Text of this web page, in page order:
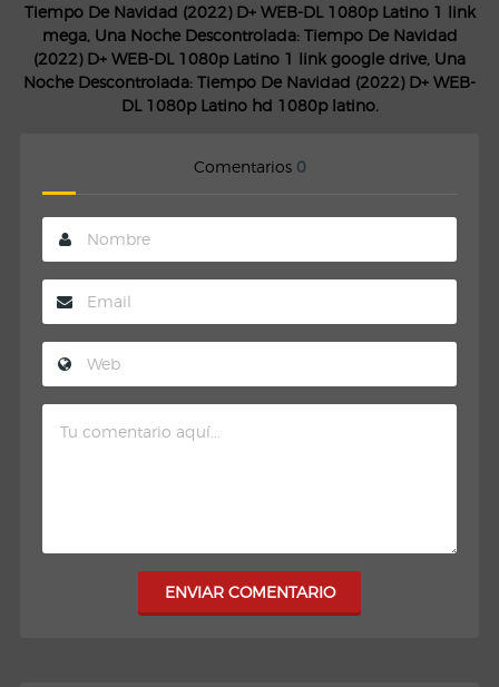
Tiempo De Navidad (2022) D+ WEB-DL 1080p Latino 1 link
mega, Una Noche Descontrolada: Tiempo De Navidad
(2022) D+ WEB-DL 1080p Latino 1 link google drive, Una
Noche Descontrolada: Tiempo De Navidad (2022) D+ WEB-
DL 1080p Latino hd 1080p latino.
Comentarios 0
ENVIAR COMENTARIO